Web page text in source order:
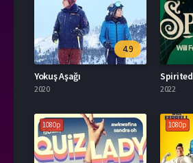
4.9
Yokuş Aşağı
2020
Spirited
2022
1080p 1080p